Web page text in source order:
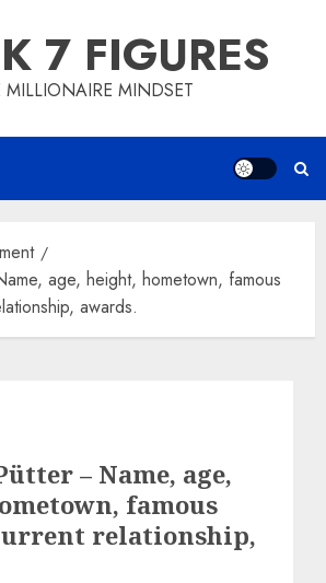
7 FIGURES
MILLIONAIRE MINDSET
age, height, hometown, famous
awards.
– Name, age,
famous
relationship,